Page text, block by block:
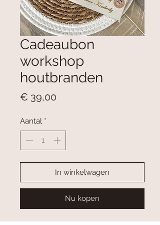
Cadeaubon
workshop
houtbranden
€ 39,00
Aantal *
In winkelwagen
Nu kopen